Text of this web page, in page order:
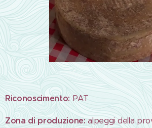
Riconoscimento:PAT
Zona di produzione:alpeggi della